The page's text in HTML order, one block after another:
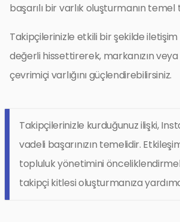
başarılı bir varlık oluşturmanın temel
Takipçilerinizle etkili bir şekilde
değerli hissettirerek, markanızın
çevrimiçi varlığını güçlendirebilirsiniz.
Takipçilerinizle kurduğunuz ilişki,
vadeli başarınızın temelidir.
topluluk yönetimini
takipçi kitlesi oluşturmanıza